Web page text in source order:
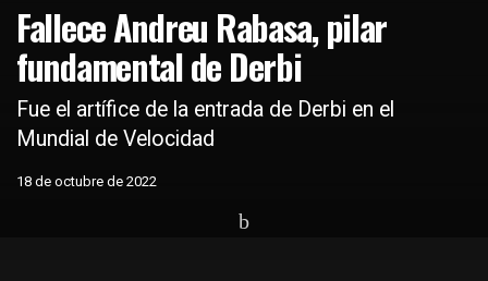
Fallece Andreu Rabasa, pilar
fundamental de Derbi
Fue el artífice de la entrada de Derbi en el
Mundial de Velocidad
18 de octubre de 2022